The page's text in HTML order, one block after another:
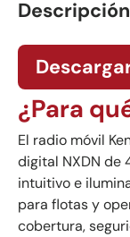
Descripción
¿Para
El radio móvil
digital NXDN de
intuitivo e
para flotas y
cobertura,